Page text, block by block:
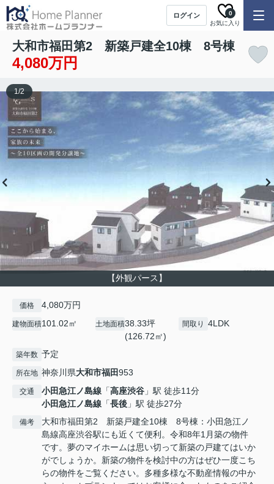
ログイン
お気に入り
0
大和市福田第2 新築戸建全10棟 8号棟
4,080万円
【外観パース】
1/2
価格 4,080万円
建物面積101.02㎡ 土地面積38.33坪
(126.72㎡)
間取り 4LDK
築年数 予定
所在地 神奈川県大和市福田953
交通 小田急江ノ島線 「高座渋谷 」駅 徒歩11分
小田急江ノ島線 「長後 」駅 徒歩27分
備考
大和市福田第2 新築戸建全10棟 8号棟：小田急江ノ
島線高座渋谷駅にも近くて便利。令和8年1月築の物件
です。夢のマイホームは思い切って新築の戸建てはいか
がでしょうか。新築の物件を検討中の方はぜひ一度こち
らの物件をご覧ください。多種多様な不動産情報の中か